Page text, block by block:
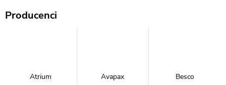
Producenci
Atrium Avapax Besco